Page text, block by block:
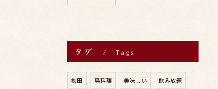
タグ Tags
梅田 鳥料理 美味しい 飲み放題